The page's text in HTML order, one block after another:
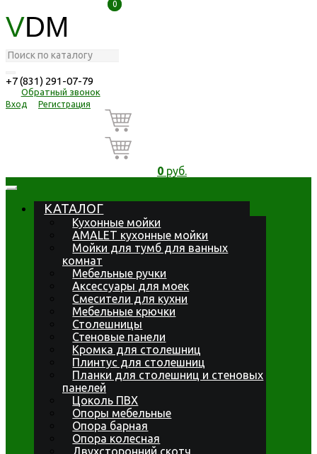
VDM
+7 (831) 291-07-79
Обратный звонок
Вход Регистрация
0
0
0руб.
КАТАЛОГ
Кухонные мойки
AMALET кухонные мойки
Мойки для тумб для ванных
комнат
Мебельные ручки
Аксессуары для моек
Смесители для кухни
Мебельные крючки
Столешницы
Стеновые панели
Кромка для столешниц
Плинтус для столешниц
Планки для столешниц и стеновых
панелей
Цоколь ПВХ
Опоры мебельные
Опора барная
Опора колесная
Двухсторонний скотч